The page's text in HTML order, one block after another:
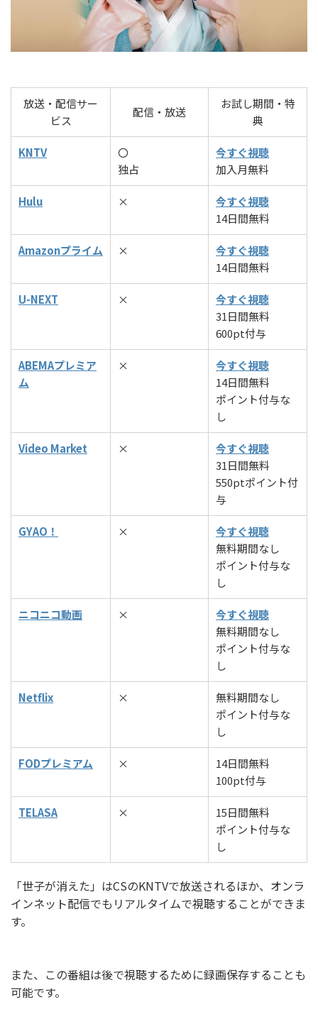
放送・配信サー
ビス
配信・放送
お試し期間・特
典
KNTV
〇
独占
今すぐ視聴
加入月無料
Hulu ×
今すぐ視聴
14日間無料
Amazonプライム ×
今すぐ視聴
14日間無料
U-NEXT ×
今すぐ視聴
31日間無料
600pt付与
ABEMAプレミア
ム
×
今すぐ視聴
14日間無料
ポイント付与な
し
Video Market ×
今すぐ視聴
31日間無料
550ptポイント付
与
GYAO！ ×
今すぐ視聴
無料期間なし
ポイント付与な
し
ニコニコ動画 ×
今すぐ視聴
無料期間なし
ポイント付与な
し
Netflix ×
無料期間なし
ポイント付与な
し
FODプレミアム ×
14日間無料
100pt付与
TELASA ×
15日間無料
ポイント付与な
し
「世子が消えた」はCSのKNTVで放送されるほか、オンラ
インネット配信でもリアルタイムで視聴することができま
す。
また、この番組は後で視聴するために録画保存することも
可能です。